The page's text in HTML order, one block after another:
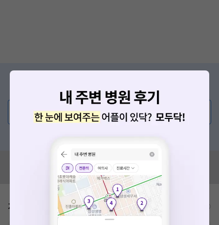
의사가 직접 답해드려요!
💬 무엇이든 물어보세요
혹시 잘못된 병원정보가 있나요?
모두닥 팀에 알려주세요!
가격표 비급여/급여 진료란?